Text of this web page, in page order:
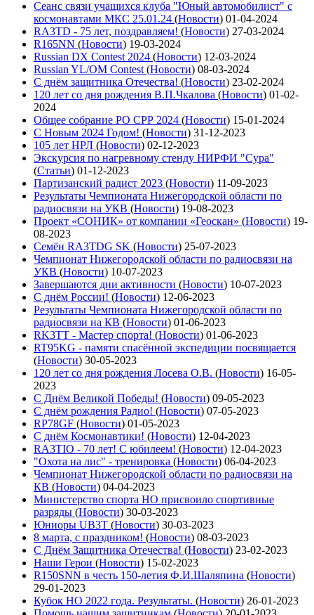
Сеанс связи учащихся клуба "Юный автомобилист" с
космонавтами МКС 25.01.24 (Новости) 01-04-2024
RA3TD - 75 лет, поздравляем! (Новости) 27-03-2024
R165NN (Новости) 19-03-2024
Russian DX Contest 2024 (Новости) 12-03-2024
Russian YL/OM Contest (Новости) 08-03-2024
С днём защитника Отечества! (Новости) 23-02-2024
120 лет со дня рождения В.П.Чкалова (Новости) 01-02-
2024
Общее собрание РО СРР 2024 (Новости) 15-01-2024
С Новым 2024 Годом! (Новости) 31-12-2023
105 лет НРЛ (Новости) 02-12-2023
Экскурсия по нагревному стенду НИРФИ "Сура"
(Статьи) 01-12-2023
Партизанский радист 2023 (Новости) 11-09-2023
Результаты Чемпионата Нижегородской области по
радиосвязи на УКВ (Новости) 19-08-2023
Проект «СОНИК» от компании «Геоскан» (Новости) 19-
08-2023
Семён RA3TDG SK (Новости) 25-07-2023
Чемпионат Нижегородской области по радиосвязи на
УКВ (Новости) 10-07-2023
Завершаются дни активности (Новости) 10-07-2023
С днём России! (Новости) 12-06-2023
Результаты Чемпионата Нижегородской области по
радиосвязи на КВ (Новости) 01-06-2023
RK3TT - Мастер спорта! (Новости) 01-06-2023
RT95KG - памяти спасённой экспедиции посвящается
(Новости) 30-05-2023
120 лет со дня рождения Лосева О.В. (Новости) 16-05-
2023
С Днём Великой Победы! (Новости) 09-05-2023
С днём рождения Радио! (Новости) 07-05-2023
RP78GF (Новости) 01-05-2023
С днём Космонавтики! (Новости) 12-04-2023
RA3TIO - 70 лет! С юбилеем! (Новости) 12-04-2023
"Охота на лис" - тренировка (Новости) 06-04-2023
Чемпионат Нижегородской области по радиосвязи на
КВ (Новости) 04-04-2023
Министерство спорта НО присвоило спортивные
разряды (Новости) 30-03-2023
Юниоры UB3T (Новости) 30-03-2023
8 марта, с праздником! (Новости) 08-03-2023
С Днём Защитника Отечества! (Новости) 23-02-2023
Наши Герои (Новости) 15-02-2023
R150SNN в честь 150-летия Ф.И.Шаляпина (Новости)
29-01-2023
Кубок НО 2022 года. Результаты. (Новости) 26-01-2023